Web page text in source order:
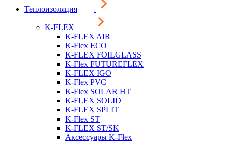
Теплоизоляция
K-FLEX
K-FLEX AIR
K-Flex ECO
K-FLEX FOILGLASS
K-Flex FUTUREFLEX
K-FLEX IGO
K-Flex PVC
K-Flex SOLAR HT
K-FLEX SOLID
K-FLEX SPLIT
K-Flex ST
K-FLEX ST/SK
Аксессуары K-Flex